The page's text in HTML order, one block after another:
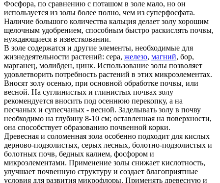
Фосфора, по сравнению с поташом в золе мало, но он
используется из золы более полно, чем из суперфосфата.
Наличие большого количества кальция делает золу хорошим
щелочным удобрением, способным быстро раскислять почвы,
нуждающиеся в известковании.
В золе содержатся и другие элементы, необходимые для
жизнедеятельности растений: сера, железо, магний, бор,
марганец, молибден, цинк. Использование золы позволяет
удовлетворить потребность растений в этих микроэлементах.
Вносят золу осенью, при основной обработке почвы, или
весной. На суглинистых и глинистых почвах золу
рекомендуется вносить под осеннюю перекопку, а на
песчаных и супесчаных - весной. Заделывать золу в почву
необходимо на глубину 8-10 см; оставленная на поверхности,
она способствует образованию почвенной корки.
Древесная и соломенная зола особенно подходит для кислых
дерново-подзолистых, серых лесных, болотно-подзолистых и
болотных почв, бедных калием, фосфором и
микроэлементами. Применение золы снижает кислотность,
улучшает почвенную структуру и создает благоприятные
условия для развития микрофлоры. Применять древесную и